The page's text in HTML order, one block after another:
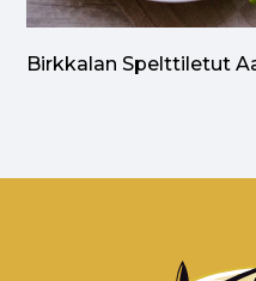
Birkkalan Spelttiletut